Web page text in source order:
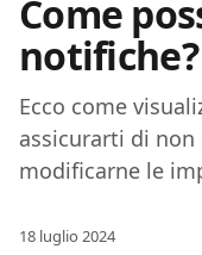
Come
notifiche?
Ecco come
assicurarti di
modificarne le
18 luglio 2024